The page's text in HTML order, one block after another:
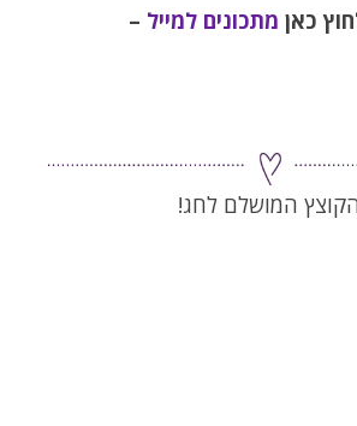
כאן
– מתכונים למייל
המושלם לחג!